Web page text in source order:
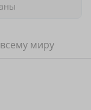
миру